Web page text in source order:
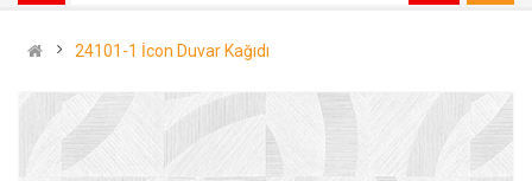
24101-1 İcon Duvar Kağıdı